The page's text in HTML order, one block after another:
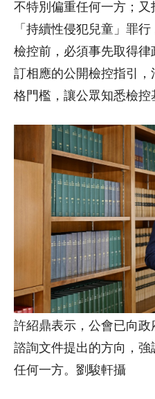
不特別偏重任何一方；又
「持續性侵犯兒童」罪
檢控前，必須事先取得律
訂相應的公開檢控指引
格門檻，讓公眾知悉檢控
許紹鼎表示，公會已向
諮詢文件提出的方向，
任何一方。劉駿軒攝